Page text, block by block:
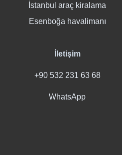
İstanbul araç kiralama
Esenboğa havalimanı
İletişim
+90 532 231 63 68
WhatsApp